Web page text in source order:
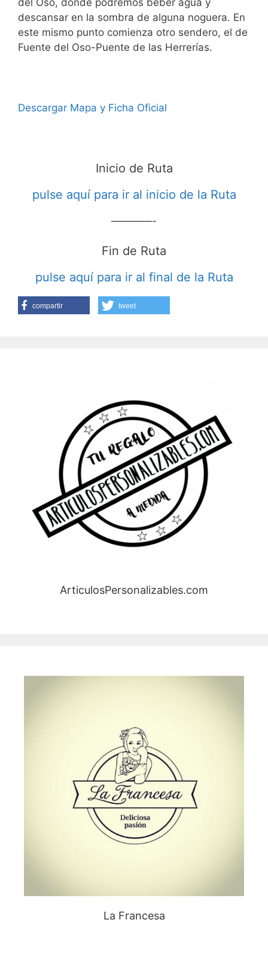
descansar en la sombra de alguna noguera. En
este mismo punto comienza otro sendero, el de
Fuente del Oso-Puente de las Herrerías.
Descargar Mapa y Ficha Oficial
Inicio de Ruta
pulse aquí para ir al inicio de la Ruta
————-
Fin de Ruta
pulse aquí para ir al final de la Ruta
compartir tweet
ArticulosPersonalizables.com
La Francesa